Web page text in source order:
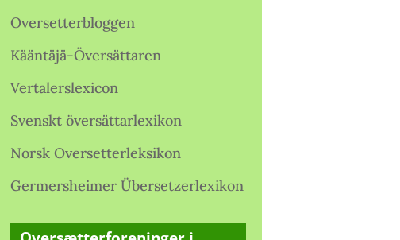
Oversetterbloggen
Kääntäjä-Översättaren
Vertalerslexicon
Svenskt översättarlexikon
Norsk Oversetterleksikon
Germersheimer Übersetzerlexikon